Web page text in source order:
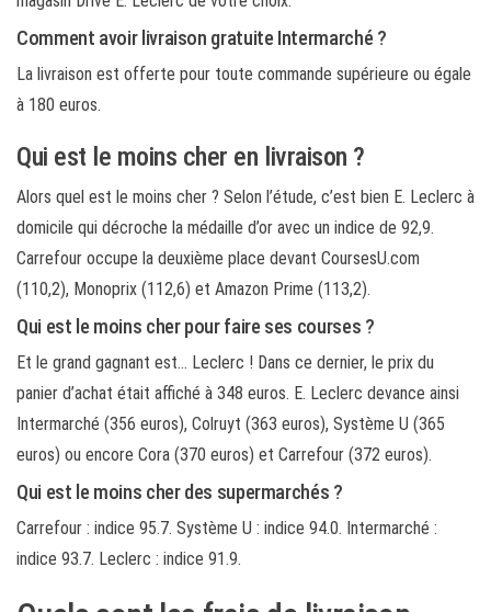
Comment avoir livraison gratuite Intermarché ?
La livraison est offerte pour toute commande supérieure ou égale
à 180 euros.
Qui est le moins cher en livraison ?
Alors quel est le moins cher ? Selon l’étude, c’est bien E. Leclerc à
domicile qui décroche la médaille d’or avec un indice de 92,9.
Carrefour occupe la deuxième place devant CoursesU.com
(110,2), Monoprix (112,6) et Amazon Prime (113,2).
Qui est le moins cher pour faire ses courses ?
Et le grand gagnant est… Leclerc ! Dans ce dernier, le prix du
panier d’achat était affiché à 348 euros. E. Leclerc devance ainsi
Intermarché (356 euros), Colruyt (363 euros), Système U (365
euros) ou encore Cora (370 euros) et Carrefour (372 euros).
Qui est le moins cher des supermarchés ?
Carrefour : indice 95.7. Système U : indice 94.0. Intermarché :
indice 93.7. Leclerc : indice 91.9.